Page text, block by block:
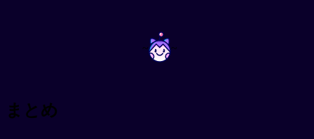
~ ~
まとめ